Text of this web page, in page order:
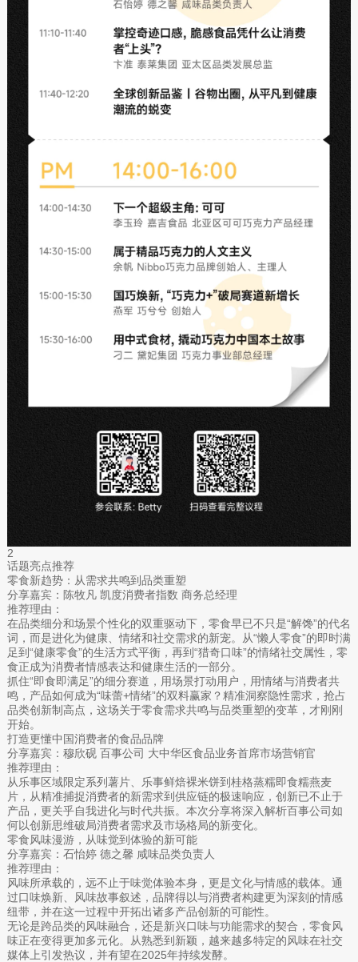
2
话题亮点推荐
零食新趋势：从需求共鸣到品类重塑
分享嘉宾：陈牧凡 凯度消费者指数 商务总经理
推荐理由：
在品类细分和场景个性化的双重驱动下，零食早已不只是“解馋”的代名
词，而是进化为健康、情绪和社交需求的新宠。从“懒人零食”的即时满
足到“健康零食”的生活方式平衡，再到“猎奇口味”的情绪社交属性，零
食正成为消费者情感表达和健康生活的一部分。
抓住“即食即满足”的细分赛道，用场景打动用户，用情绪与消费者共
鸣，产品如何成为“味蕾+情绪”的双料赢家？精准洞察隐性需求，抢占
品类创新制高点，这场关于零食需求共鸣与品类重塑的变革，才刚刚
开始。
打造更懂中国消费者的食品品牌
分享嘉宾：穆欣砚 百事公司 大中华区食品业务首席市场营销官
推荐理由：
从乐事区域限定系列薯片、乐事鲜焙裸米饼到桂格蒸糯即食糯燕麦
片，从精准捕捉消费者的新需求到供应链的极速响应，创新已不止于
产品，更关乎自我进化与时代共振。本次分享将深入解析百事公司如
何以创新思维破局消费者需求及市场格局的新变化。
零食风味漫游，从味觉到体验的新可能
分享嘉宾：石怡婷 德之馨 咸味品类负责人
推荐理由：
风味所承载的，远不止于味觉体验本身，更是文化与情感的载体。通
过口味焕新、风味故事叙述，品牌得以与消费者构建更为深刻的情感
纽带，并在这一过程中开拓出诸多产品创新的可能性。
无论是跨品类的风味融合，还是新兴口味与功能需求的契合，零食风
味正在变得更加多元化。从熟悉到新颖，越来越多特定的风味在社交
媒体上引发热议，并有望在2025年持续发酵。